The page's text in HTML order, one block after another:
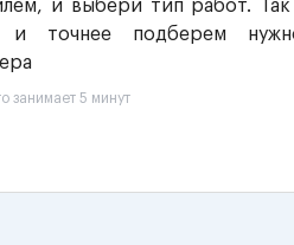
и выбери тип работ.
и точнее подберем
занимает 5 минут